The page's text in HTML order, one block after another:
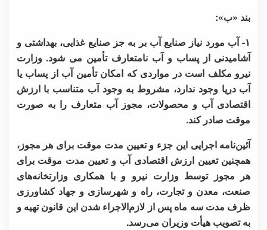
بند «ب»:
۱- آب مورد نیاز صنایع آب بر به جز صنایع غذایی، بهداشتی و
آشامیدنی از پساب و آب نامتعارف تأمین می شود. وزارت
نیرو مکلف است در مواردی که امکان تأمین آب از پساب یا
آب دریا وجود ندارد، مشروط به وجود آب متناسب با ارزش
اقتصادی آب و محصولات، مجوز آب متعارف را به صورت
موقت صادر کند.
آئین‌نامه اجرایی این جزء و تعیین مدت موقت برای هر مجوز،
همچنین تعیین ارزش اقتصادی آب و تعیین مدت موقت برای
هر مجوز توسط وزارت نیرو و با همکاری وزارتخانه‌های
صنعت، معدن و تجارت، راه و شهرسازی و جهاد کشاورزی
ظرف مدت سه ماه پس از لازم‌الاجراء شدن این قانون تهیه و
به تصویب هیأت وزیران می‌رسد.